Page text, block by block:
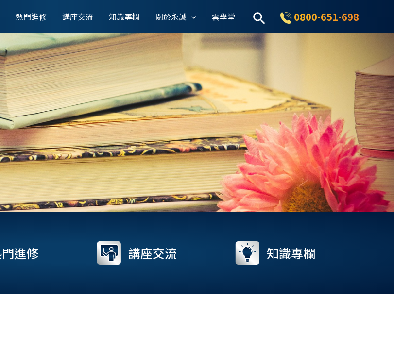
熱門進修 講座交流 知識專欄 關於永誠 雲學堂
搜
尋
0800-651-698
進修 講座交流 知識專欄